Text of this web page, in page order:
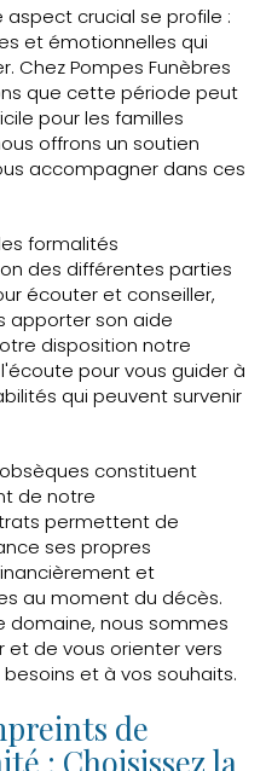
crucial se profile :
et émotionnelles qui
Chez Pompes Funèbres
que cette période peut
pour les familles
offrons un soutien
accompagner dans ces
formalités
des différentes parties
écouter et conseiller,
apporter son aide
disposition notre
pour vous guider à
qui peuvent survenir
constituent
de notre
permettent de
ses propres
et
au moment du décès.
domaine, nous sommes
et de vous orienter vers
et à vos souhaits.
de
: Choisissez la